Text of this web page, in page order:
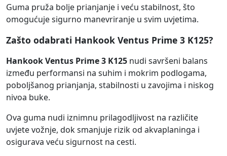
Guma pruža bolje prianjanje i veću stabilnost, što
omogućuje sigurno manevriranje u svim uvjetima.
Zašto odabrati Hankook Ventus Prime 3 K125?
Hankook Ventus Prime 3 K125 nudi savršeni balans
između performansi na suhim i mokrim podlogama,
poboljšanog prianjanja, stabilnosti u zavojima i niskog
nivoa buke.
Ova guma nudi iznimnu prilagodljivost na različite
uvjete vožnje, dok smanjuje rizik od akvaplaninga i
osigurava veću sigurnost na cesti.